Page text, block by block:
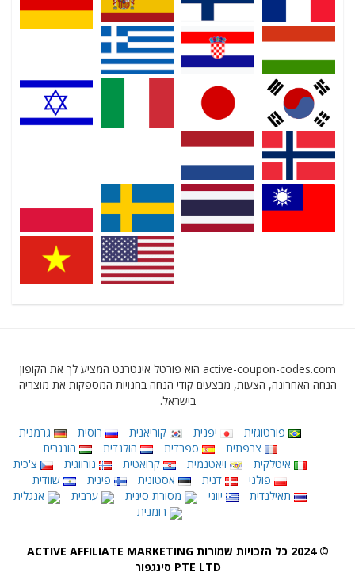
active-coupon-codes.com הוא פורטל אינטרנט המציע לך את הקופון
הנחה האחרונה, הצעות, מבצעים קודי הנחה בחנויות המספקות את מוצריה
בישראל.
פורטוגזית יפנית קוריאנית רוסית
גרמנית
צרפתית
ספרדית הולנדית
הונגרית
איטלקית
ויאטנמית קרואטית נורווגית
צ'כית
פולני
דנית אסטונית פינית
שוודית
תאילנדית
יווני מסורת סינית ערבית
אנגלית
רומנית
© 2024 כל הזכויות שמורות ACTIVE AFFILIATE MARKETING
PTE LTD סינגפור